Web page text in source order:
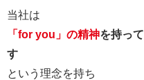
当社は
「for you」の精神を持って
す
という理念を持ち